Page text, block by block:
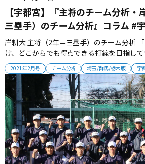
2021年2月号 チーム分析 埼玉/群馬/栃木版 宇
【宇都宮】『主将のチーム分析・
三塁手）のチーム分析』コラム #
岸耕大 主将（2年＝三塁手）のチーム分析
け、どこからでも得点できる打線を目指し
が切磋琢磨してマウンドに立ち、秋季大会で
基礎を固め向上を図っています。各選手が
いを信頼しプレーができるのがチームの強